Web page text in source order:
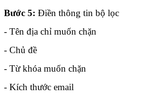
Bước 5: Điền thông tin bộ lọc
- Tên địa chỉ muốn chặn
- Chủ đề
- Từ khóa muốn chặn
- Kích thước email